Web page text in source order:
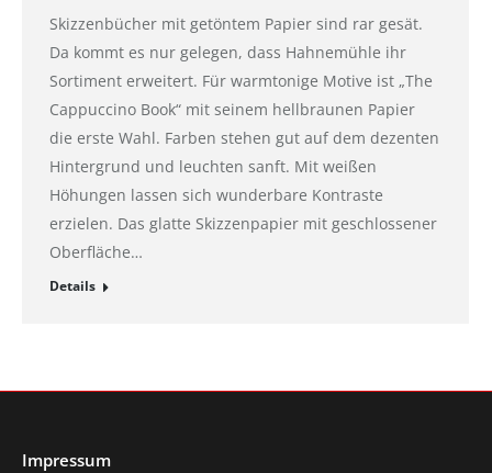
Skizzenbücher mit getöntem Papier sind rar gesät.
Da kommt es nur gelegen, dass Hahnemühle ihr
Sortiment erweitert. Für warmtonige Motive ist „The
Cappuccino Book“ mit seinem hellbraunen Papier
die erste Wahl. Farben stehen gut auf dem dezenten
Hintergrund und leuchten sanft. Mit weißen
Höhungen lassen sich wunderbare Kontraste
erzielen. Das glatte Skizzenpapier mit geschlossener
Oberfläche…
Details
Impressum